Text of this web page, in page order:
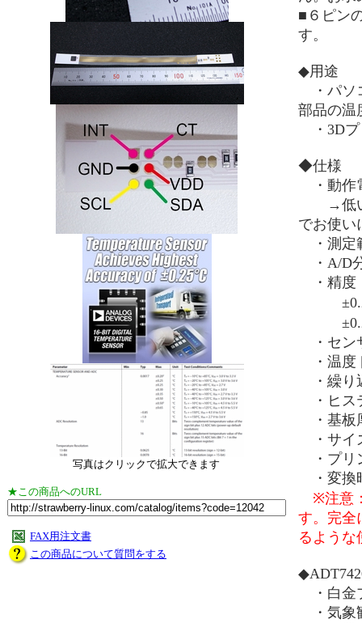
写真はクリックで拡大できます
★この商品へのURL
FAX用注文書
この商品について質問をする
■６ピン
す。
◆用途
・パソ
部品の温
・3Dプ
◆仕様
・動作
→低い
でお使い
・測定
・A/D
・精度
・セン
・温度
・繰り
・ヒス
・基板
・サイ
・プリ
・変換
※注意
す。完全
るような
・白金
・気象